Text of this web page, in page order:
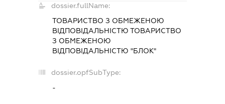
dossier.fullName:
ТОВАРИСТВО З ОБМЕЖЕНОЮ
ВІДПОВІДАЛЬНІСТЮ ТОВАРИСТВО
З ОБМЕЖЕНОЮ
ВIДПОВIДАЛЬНIСТЮ "БЛОК"
dossier.opfSubType:
-